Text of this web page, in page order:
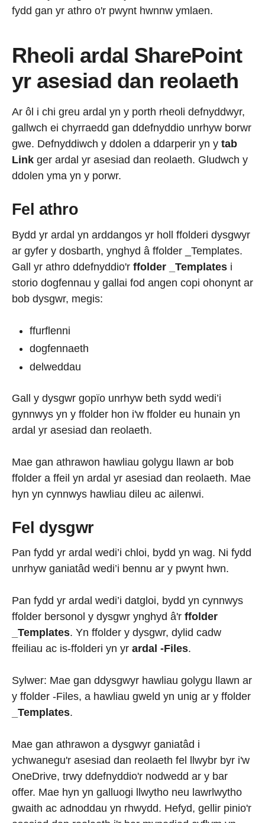
fydd gan yr athro o'r pwynt hwnnw ymlaen.
Rheoli ardal SharePoint
yr asesiad dan reolaeth
Ar ôl i chi greu ardal yn y porth rheoli defnyddwyr,
gallwch ei chyrraedd gan ddefnyddio unrhyw borwr
gwe. Defnyddiwch y ddolen a ddarperir yn y tab
Link ger ardal yr asesiad dan reolaeth. Gludwch y
ddolen yma yn y porwr.
Fel athro
Bydd yr ardal yn arddangos yr holl ffolderi dysgwyr
ar gyfer y dosbarth, ynghyd â ffolder _Templates.
Gall yr athro ddefnyddio'r ffolder _Templates i
storio dogfennau y gallai fod angen copi ohonynt ar
bob dysgwr, megis:
ffurflenni
dogfennaeth
delweddau
Gall y dysgwr gopïo unrhyw beth sydd wedi’i
gynnwys yn y ffolder hon i'w ffolder eu hunain yn
ardal yr asesiad dan reolaeth.
Mae gan athrawon hawliau golygu llawn ar bob
ffolder a ffeil yn ardal yr asesiad dan reolaeth. Mae
hyn yn cynnwys hawliau dileu ac ailenwi.
Fel dysgwr
Pan fydd yr ardal wedi’i chloi, bydd yn wag. Ni fydd
unrhyw ganiatâd wedi’i bennu ar y pwynt hwn.
Pan fydd yr ardal wedi’i datgloi, bydd yn cynnwys
ffolder bersonol y dysgwr ynghyd â'r ffolder
_Templates. Yn ffolder y dysgwr, dylid cadw
ffeiliau ac is-ffolderi yn yr ardal -Files.
Sylwer: Mae gan ddysgwyr hawliau golygu llawn ar
y ffolder -Files, a hawliau gweld yn unig ar y ffolder
_Templates.
Mae gan athrawon a dysgwyr ganiatâd i
ychwanegu'r asesiad dan reolaeth fel llwybr byr i'w
OneDrive, trwy ddefnyddio'r nodwedd ar y bar
offer. Mae hyn yn galluogi llwytho neu lawrlwytho
gwaith ac adnoddau yn rhwydd. Hefyd, gellir pinio'r